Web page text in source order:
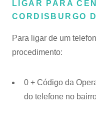
LIGAR PARA
CORDISBURGO
Para ligar de um
procedimento:
0 + Código da
do telefone no